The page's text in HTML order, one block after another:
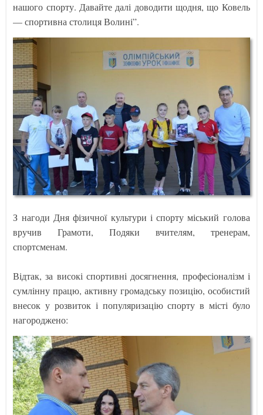
нашого спорту. Давайте далі доводити щодня, що Ковель
— спортивна столиця Волині”.
З нагоди Дня фізичної культури і спорту міський голова
вручив Грамоти, Подяки вчителям, тренерам,
спортсменам.
Відтак, за високі спортивні досягнення, професіоналізм і
сумлінну працю, активну громадську позицію, особистий
внесок у розвиток і популяризацію спорту в місті було
нагороджено: